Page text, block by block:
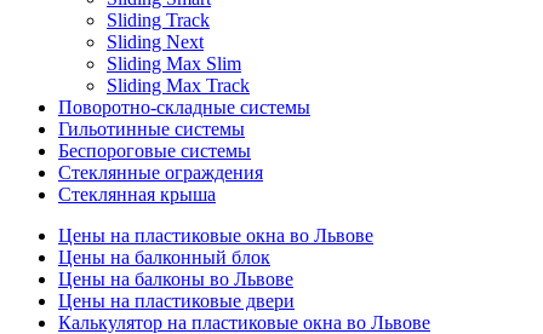
Sliding Track
Sliding Next
Sliding Max Slim
Sliding Max Track
Поворотно-складные системы
Гильотинные системы
Беспороговые системы
Стеклянные ограждения
Стеклянная крыша
Цены на пластиковые окна во Львове
Цены на балконный блок
Цены на балконы во Львове
Цены на пластиковые двери
Калькулятор на пластиковые окна во Львове